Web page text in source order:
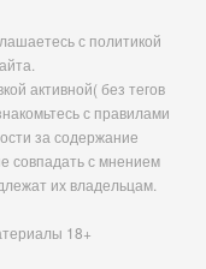
с политикой
активной( без тегов
с правилами
за содержание
совпадать с мнением
их владельцам.
18+